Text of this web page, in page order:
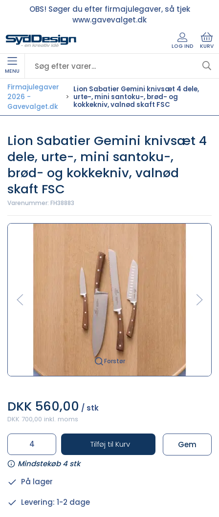
OBS! Søger du efter firmajulegaver, så tjek
www.gavevalget.dk
LOG IND KURV
MENU
Firmajulegaver
2026 -
Gavevalget.dk
Lion Sabatier Gemini knivsæt 4 dele,
urte-, mini santoku-, brød- og
kokkekniv, valnød skaft FSC
Lion Sabatier Gemini knivsæt 4
dele, urte-, mini santoku-,
brød- og kokkekniv, valnød
skaft FSC
Varenummer: FH38883
Forstør
DKK 560,00 / stk
DKK 700,00 inkl. moms
Tilføj til Kurv
Mindstekøb 4 stk
Gem
På lager
Levering: 1-2 dage